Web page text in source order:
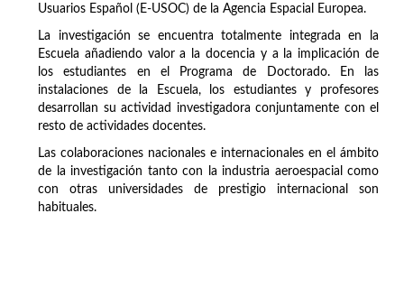
Usuarios Español (E-USOC) de la Agencia Espacial Europea.
La investigación se encuentra totalmente integrada en la
Escuela añadiendo valor a la docencia y a la implicación de
los estudiantes en el Programa de Doctorado. En las
instalaciones de la Escuela, los estudiantes y profesores
desarrollan su actividad investigadora conjuntamente con el
resto de actividades docentes.
Las colaboraciones nacionales e internacionales en el ámbito
de la investigación tanto con la industria aeroespacial como
con otras universidades de prestigio internacional son
habituales.